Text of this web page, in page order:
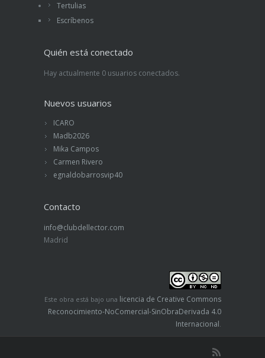
Tertulias
Escríbenos
Quién está conectado
Hay actualmente 0 usuarios conectados.
Nuevos usuarios
ICARO
Madb2026
Mika Campos
Carmen Rivero
egnaldobarrosvip40
Contacto
info@clubdellector.com
Madrid
Este obra está bajo una licencia de Creative Commons
Reconocimiento-NoComercial-SinObraDerivada 4.0
Internacional